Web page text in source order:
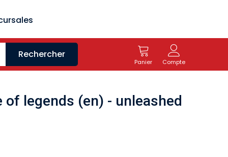
Rechercher
Panier Compte
legends (en) - unleashed